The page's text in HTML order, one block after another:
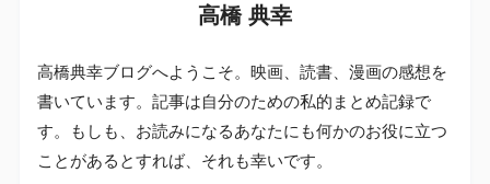
高橋 典幸
高橋典幸ブログへようこそ。映画、読書、漫画の感想を
書いています。記事は自分のための私的まとめ記録で
す。もしも、お読みになるあなたにも何かのお役に立つ
ことがあるとすれば、それも幸いです。